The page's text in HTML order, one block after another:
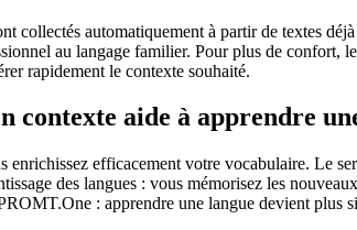
collectés automatiquement à partir de textes
au langage familier. Pour plus de confort,
rapidement le contexte souhaité.
contexte aide à apprendre
efficacement votre vocabulaire. Le
des langues : vous mémorisez les
: apprendre une langue devient plus